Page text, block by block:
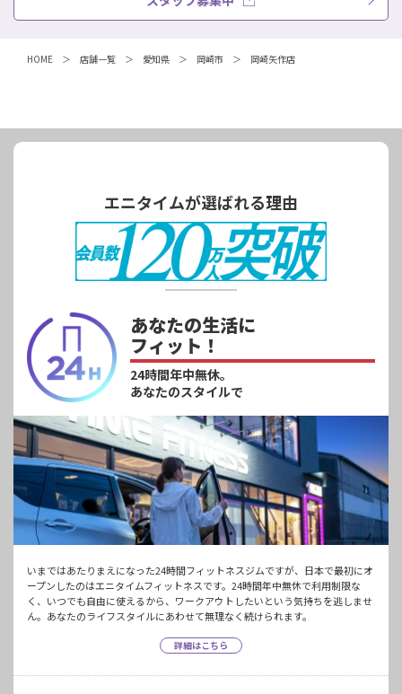
HOME 店舗一覧 愛知県 岡崎市 岡崎矢作店
エニタイムが選ばれる理由
あなたの生活に
フィット！
24時間年中無休。
あなたのスタイルで
いまではあたりまえになった24時間フィットネスジムですが、日本で最初にオ
ープンしたのはエニタイムフィットネスです。24時間年中無休で利用制限な
く、いつでも自由に使えるから、ワークアウトしたいという気持ちを逃しませ
ん。あなたのライフスタイルにあわせて無理なく続けられます。
詳細はこちら